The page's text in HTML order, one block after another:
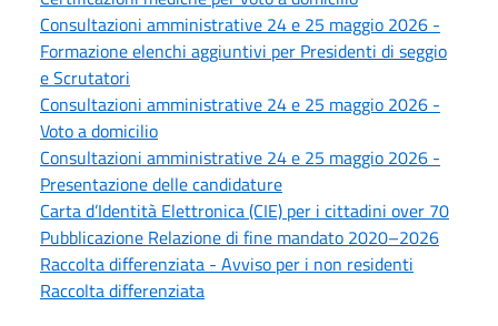
Consultazioni amministrative 24 e 25 maggio 2026 -
Formazione elenchi aggiuntivi per Presidenti di seggio
e Scrutatori
Consultazioni amministrative 24 e 25 maggio 2026 -
Voto a domicilio
Consultazioni amministrative 24 e 25 maggio 2026 -
Presentazione delle candidature
Carta d’Identità Elettronica (CIE) per i cittadini over 70
Pubblicazione Relazione di fine mandato 2020–2026
Raccolta differenziata - Avviso per i non residenti
Raccolta differenziata